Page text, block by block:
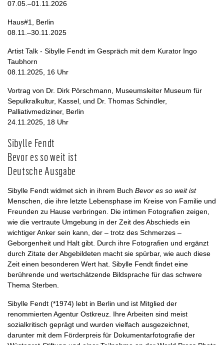
07.05.–01.11.2026
Haus#1, Berlin
08.11.–30.11.2025
Artist Talk - Sibylle Fendt im Gespräch mit dem Kurator Ingo
Taubhorn
08.11.2025, 16 Uhr
Vortrag von Dr. Dirk Pörschmann, Museumsleiter Museum für
Sepulkralkultur, Kassel, und Dr. Thomas Schindler,
Palliativmediziner, Berlin
24.11.2025, 18 Uhr
Sibylle Fendt
Bevor es so weit ist
Deutsche Ausgabe
Sibylle Fendt widmet sich in ihrem Buch Bevor es so weit ist
Menschen, die ihre letzte Lebensphase im Kreise von Familie und
Freunden zu Hause verbringen. Die intimen Fotografien zeigen,
wie die vertraute Umgebung in der Zeit des Abschieds ein
wichtiger Anker sein kann, der – trotz des Schmerzes –
Geborgenheit und Halt gibt. Durch ihre Fotografien und ergänzt
durch Zitate der Abgebildeten macht sie spürbar, wie auch diese
Zeit einen besonderen Wert hat. Sibylle Fendt findet eine
berührende und wertschätzende Bildsprache für das schwere
Thema Sterben.
Sibylle Fendt (*1974) lebt in Berlin und ist Mitglied der
renommierten Agentur Ostkreuz. Ihre Arbeiten sind meist
sozialkritisch geprägt und wurden vielfach ausgezeichnet,
darunter mit dem Förderpreis für Dokumentarfotografie der